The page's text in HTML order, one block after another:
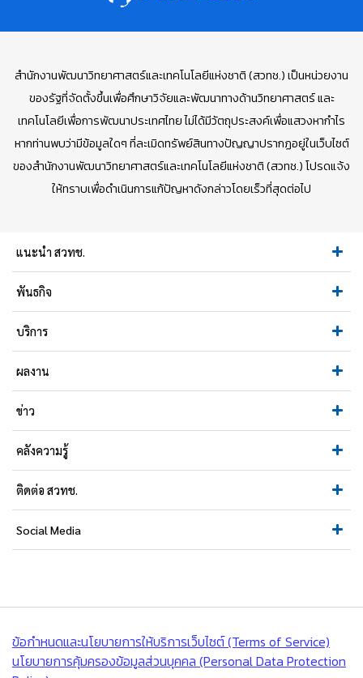
สำนักงานพัฒนาวิทยาศาสตร์และเทคโนโลยีแห่งชาติ (สวทช.) เป็นหน่วยงาน
ของรัฐที่จัดตั้งขึ้นเพื่อศึกษาวิจัยและพัฒนาทางด้านวิทยาศาสตร์ และ
เทคโนโลยีเพื่อการพัฒนาประเทศไทย ไม่ได้มีวัตถุประสงค์เพื่อแสวงหากำไร
หากท่านพบว่ามีข้อมูลใดๆ ที่ละเมิดทรัพย์สินทางปัญญาปรากฏอยู่ในเว็บไซต์
ของสำนักงานพัฒนาวิทยาศาสตร์และเทคโนโลยีแห่งชาติ (สวทช.) โปรดแจ้ง
ให้ทราบเพื่อดำเนินการแก้ปัญหาดังกล่าวโดยเร็วที่สุดต่อไป
แนะนำ สวทช.
พันธกิจ
บริการ
ผลงาน
ข่าว
คลังความรู้
ติดต่อ สวทช.
Social Media
ข้อกำหนดและนโยบายการให้บริการเว็บไซต์ (Terms of Service)
นโยบายการคุ้มครองข้อมูลส่วนบุคคล (Personal Data Protection